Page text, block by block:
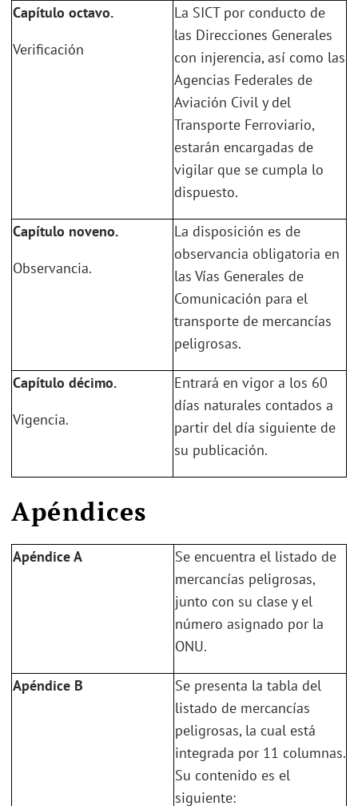
Capítulo octavo.
Verificación
La SICT por conducto de
las Direcciones Generales
con injerencia, así como las
Agencias Federales de
Aviación Civil y del
Transporte Ferroviario,
estarán encargadas de
vigilar que se cumpla lo
dispuesto.
Capítulo noveno.
Observancia.
La disposición es de
observancia obligatoria en
las Vías Generales de
Comunicación para el
transporte de mercancías
peligrosas.
Capítulo décimo.
Vigencia.
Entrará en vigor a los 60
días naturales contados a
partir del día siguiente de
su publicación.
.
Apéndices
Apéndice A
Se encuentra el listado de
mercancías peligrosas,
junto con su clase y el
número asignado por la
ONU.
Apéndice B
Se presenta la tabla del
listado de mercancías
peligrosas, la cual está
integrada por 11 columnas.
Su contenido es el
siguiente: